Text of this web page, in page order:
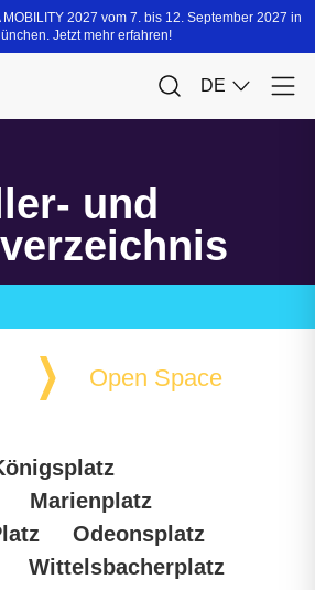
und
Open Space
Marienplatz
Odeonsplatz
Wittelsbacherplatz